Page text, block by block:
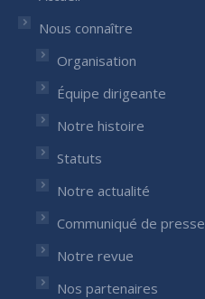
windowwindow
Nous connaître
Organisation
Équipe dirigeante
Notre histoire
Statuts
Notre actualité
Communiqué de presse
Notre revue
Nos partenaires